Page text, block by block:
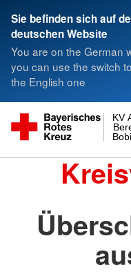
Sie befinden sich auf
deutschen Website
You are on the German
you can use the switch
the English one
KV